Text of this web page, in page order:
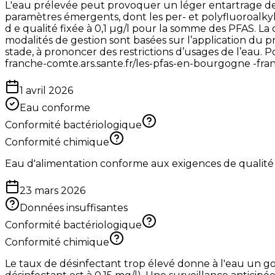
L'eau prélevée peut provoquer un léger entartrage
paramètres émergents, dont les per- et
d e qualité fixée à 0,1 µg/l pour la somme des PFAS.
modalités de gestion sont basées sur l’application du
stade, à prononcer des restrictions d’usages de
franche-comte.ars.sante.fr/les-pfas-en-bourgogne -
1 avril 2026
Eau conforme
Conformité bactériologique
Conformité chimique
Eau d'alimentation conforme aux exigences de
23 mars 2026
Données insuffisantes
Conformité bactériologique
Conformité chimique
Le taux de désinfectant trop élevé donne à l'eau un